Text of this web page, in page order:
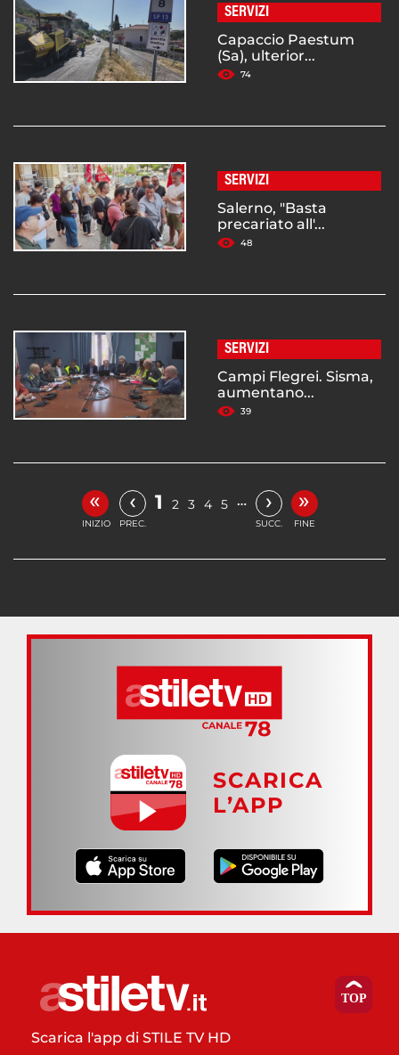
SERVIZI
Capaccio Paestum
(Sa), ulterior...
74
SERVIZI
Salerno, "Basta
precariato all'...
48
SERVIZI
Campi Flegrei. Sisma,
aumentano...
39
«
INIZIO
‹
PREC.
1 2 3 4 5 … ›
SUCC.
»
FINE
SCARICA
L’APP
Scarica l'app di STILE TV HD